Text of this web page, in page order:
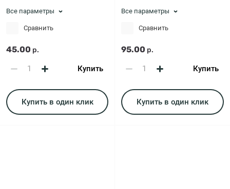
Все параметры
Сравнить
45.00 р.
Купить
Купить в один клик
Все параметры
Сравнить
95.00 р.
Купить
Купить в один клик